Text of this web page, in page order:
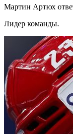
Мартин Артюх
Лидер команды.